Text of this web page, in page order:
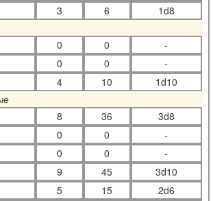
3 6
1d8
0 0
-
0 0
-
4 10
1d10
8 36
3d8
0 0
-
0 0
-
9 45
3d10
5 15
2d6